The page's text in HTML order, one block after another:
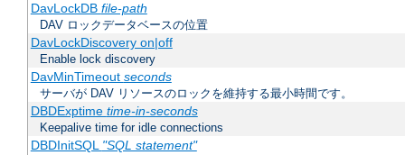
DavLockDB file-path
DAV ロックデータベースの位置
DavLockDiscovery on|off
Enable lock discovery
DavMinTimeout seconds
サーバが DAV リソースのロックを維持する最小時間です。
DBDExptime time-in-seconds
Keepalive time for idle connections
DBDInitSQL "SQL statement"